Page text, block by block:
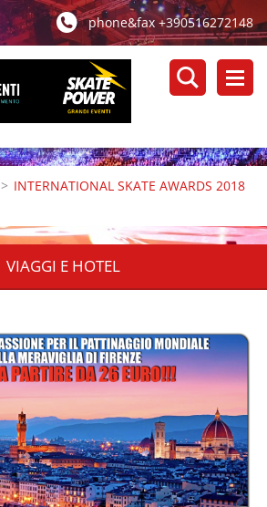
phone&fax +390516272148
> INTERNATIONAL SKATE AWARDS 2018
VIAGGI E HOTEL